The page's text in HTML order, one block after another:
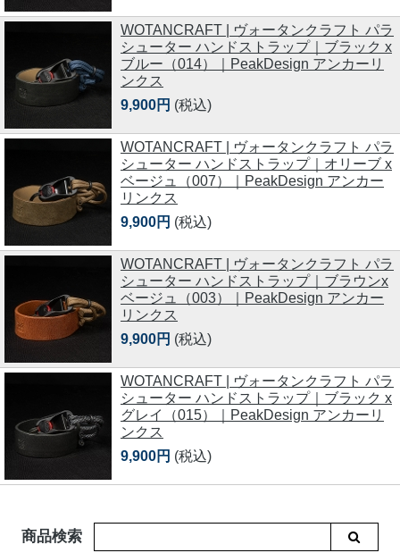
WOTANCRAFT | ヴォータンクラフト パラ
シューター ハンドストラップ｜ブラック x
ブルー（014）｜PeakDesign アンカーリ
ンクス
9,900円 (税込)
WOTANCRAFT | ヴォータンクラフト パラ
シューター ハンドストラップ｜オリーブ x
ベージュ（007）｜PeakDesign アンカー
リンクス
9,900円 (税込)
WOTANCRAFT | ヴォータンクラフト パラ
シューター ハンドストラップ｜ブラウンx
ベージュ（003）｜PeakDesign アンカー
リンクス
9,900円 (税込)
WOTANCRAFT | ヴォータンクラフト パラ
シューター ハンドストラップ｜ブラック x
グレイ（015）｜PeakDesign アンカーリ
ンクス
9,900円 (税込)
商品検索